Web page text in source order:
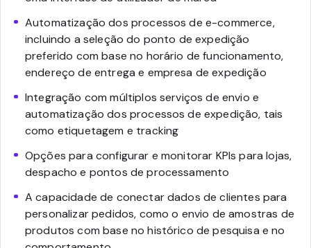
Automatização dos processos de e-commerce,
incluindo a seleção do ponto de expedição
preferido com base no horário de funcionamento,
endereço de entrega e empresa de expedição
Integração com múltiplos serviços de envio e
automatização dos processos de expedição, tais
como etiquetagem e tracking
Opções para configurar e monitorar KPIs para lojas,
despacho e pontos de processamento
A capacidade de conectar dados de clientes para
personalizar pedidos, como o envio de amostras de
produtos com base no histórico de pesquisa e no